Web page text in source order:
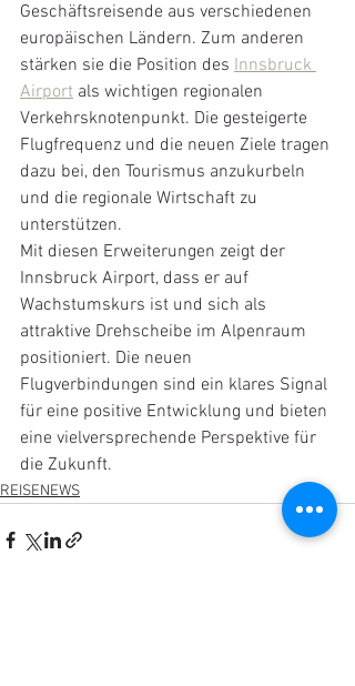
Geschäftsreisende aus verschiedenen
europäischen Ländern. Zum anderen
stärken sie die Position des Innsbruck
Airport als wichtigen regionalen
Verkehrsknotenpunkt. Die gesteigerte
Flugfrequenz und die neuen Ziele tragen
dazu bei, den Tourismus anzukurbeln
und die regionale Wirtschaft zu
unterstützen.
Mit diesen Erweiterungen zeigt der
Innsbruck Airport, dass er auf
Wachstumskurs ist und sich als
attraktive Drehscheibe im Alpenraum
positioniert. Die neuen
Flugverbindungen sind ein klares Signal
für eine positive Entwicklung und bieten
eine vielversprechende Perspektive für
die Zukunft.
REISENEWS